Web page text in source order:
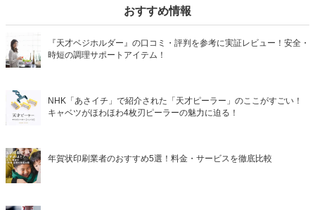
おすすめ情報
『天才ベジホルダー』の口コミ・評判を参考に実証レビュー！安全・
時短の調理サポートアイテム！
NHK「あさイチ」で紹介された「天才ピーラー」のここがすごい！
キャベツがほわほわ4枚刃ピーラーの魅力に迫る！
年賀状印刷業者のおすすめ5選！料金・サービスを徹底比較